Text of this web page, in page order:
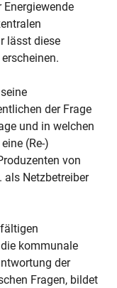
lässt diese
der Frage
und in welchen
(Re-)
von
als Netzbetreiber
kommunale
der
Fragen, bildet